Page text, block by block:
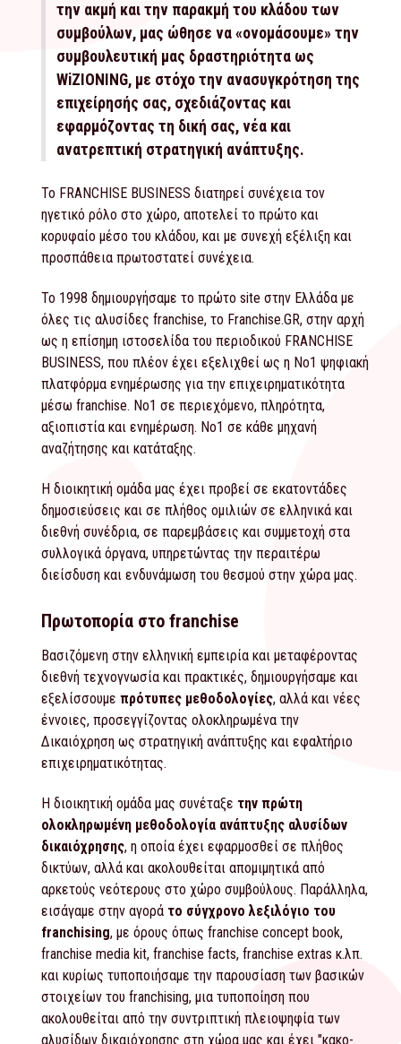
την ακμή και την παρακμή του κλάδου των
συμβούλων, μας ώθησε να «ονομάσουμε» την
συμβουλευτική μας δραστηριότητα ως
WiZIONING, με στόχο την ανασυγκρότηση της
επιχείρησής σας, σχεδιάζοντας και
εφαρμόζοντας τη δική σας, νέα και
ανατρεπτική στρατηγική ανάπτυξης.
Το FRANCHISE BUSINESS διατηρεί συνέχεια τον
ηγετικό ρόλο στο χώρο, αποτελεί το πρώτο και
κορυφαίο μέσο του κλάδου, και με συνεχή εξέλιξη και
προσπάθεια πρωτοστατεί συνέχεια.
Το 1998 δημιουργήσαμε το πρώτο site στην Ελλάδα με
όλες τις αλυσίδες franchise, το Franchise.GR, στην αρχή
ως η επίσημη ιστοσελίδα του περιοδικού FRANCHISE
BUSINESS, που πλέον έχει εξελιχθεί ως η Νο1 ψηφιακή
πλατφόρμα ενημέρωσης για την επιχειρηματικότητα
μέσω franchise. Νο1 σε περιεχόμενο, πληρότητα,
αξιοπιστία και ενημέρωση. Νο1 σε κάθε μηχανή
αναζήτησης και κατάταξης.
Η διοικητική ομάδα μας έχει προβεί σε εκατοντάδες
δημοσιεύσεις και σε πλήθος ομιλιών σε ελληνικά και
διεθνή συνέδρια, σε παρεμβάσεις και συμμετοχή στα
συλλογικά όργανα, υπηρετώντας την περαιτέρω
διείσδυση και ενδυνάμωση του θεσμού στην χώρα μας.
Πρωτοπορία στο franchise
Βασιζόμενη στην ελληνική εμπειρία και μεταφέροντας
διεθνή τεχνογνωσία και πρακτικές, δημιουργήσαμε και
εξελίσσουμε πρότυπες μεθοδολογίες, αλλά και νέες
έννοιες, προσεγγίζοντας ολοκληρωμένα την
Δικαιόχρηση ως στρατηγική ανάπτυξης και εφαλτήριο
επιχειρηματικότητας.
Η διοικητική ομάδα μας συνέταξε την πρώτη
ολοκληρωμένη μεθοδολογία ανάπτυξης αλυσίδων
δικαιόχρησης, η οποία έχει εφαρμοσθεί σε πλήθος
δικτύων, αλλά και ακολουθείται απομιμητικά από
αρκετούς νεότερους στο χώρο συμβούλους. Παράλληλα,
εισάγαμε στην αγορά το σύγχρονο λεξιλόγιο του
franchising, με όρους όπως franchise concept book,
franchise media kit, franchise facts, franchise extras κ.λπ.
και κυρίως τυποποιήσαμε την παρουσίαση των βασικών
στοιχείων του franchising, μια τυποποίηση που
ακολουθείται από την συντριπτική πλειοψηφία των
αλυσίδων δικαιόχρησης στη χώρα μας και έχει "κακο-